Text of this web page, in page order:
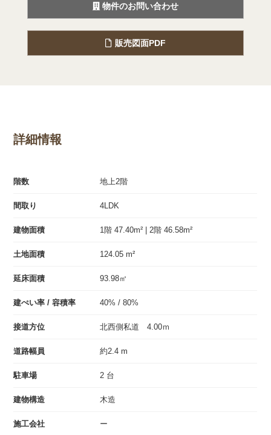
物件のお問い合わせ
販売図面PDF
詳細情報
階数 地上2階
間取り 4LDK
建物面積 1階 47.40m² | 2階 46.58m²
土地面積 124.05 m²
延床面積 93.98㎡
建ぺい率 / 容積率 40% / 80%
接道方位 北西側私道 4.00ｍ
道路幅員 約2.4 m
駐車場 2 台
建物構造 木造
施工会社 ー